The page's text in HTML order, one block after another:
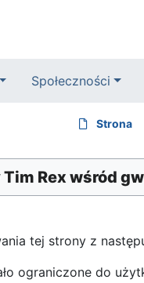
Społeczności
Strona
Rex wśród
tej strony z
ograniczone do